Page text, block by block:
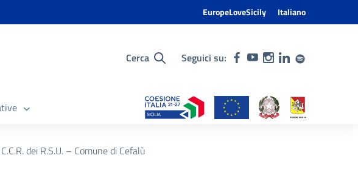
EuropeLoveSicily Italiano
Cerca Seguici su:
dei R.S.U. – Comune di Cefalù